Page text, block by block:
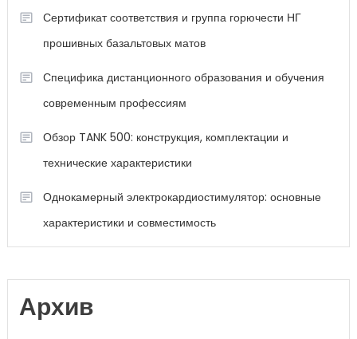
Сертификат соответствия и группа горючести НГ
прошивных базальтовых матов
Специфика дистанционного образования и обучения
современным профессиям
Обзор TANK 500: конструкция, комплектации и
технические характеристики
Однокамерный электрокардиостимулятор: основные
характеристики и совместимость
Архив